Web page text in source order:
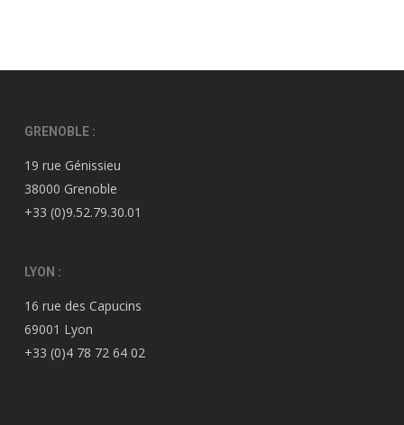
GRENOBLE :
19 rue Génissieu
38000 Grenoble
+33 (0)9.52.79.30.01
LYON :
16 rue des Capucins
69001 Lyon
+33 (0)4 78 72 64 02